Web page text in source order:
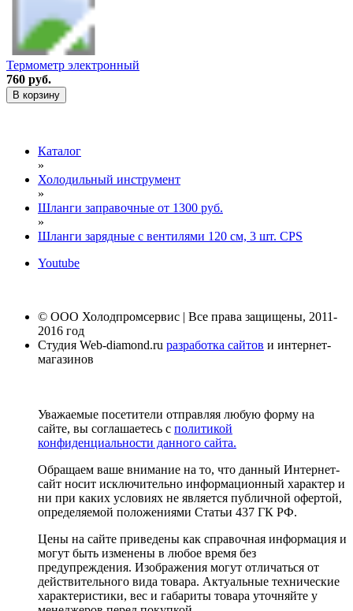
Термометр электронный
760 руб.
В корзину
Каталог
»
Холодильный инструмент
»
Шланги заправочные от 1300 руб.
»
Шланги зарядные с вентилями 120 см, 3 шт. CPS
Youtube
© ООО Холодпромсервис | Все права защищены, 2011-
2016 год
Студия Web-diamond.ru разработка сайтов и интернет-
магазинов
Уважаемые посетители отправляя любую форму на
сайте, вы соглашаетесь с политикой
конфиденциальности данного сайта.
Обращаем ваше внимание на то, что данный Интернет-
сайт носит исключительно информационный характер и
ни при каких условиях не является публичной офертой,
определяемой положениями Статьи 437 ГК РФ.
Цены на сайте приведены как справочная информация и
могут быть изменены в любое время без
предупреждения. Изображения могут отличаться от
действительного вида товара. Актуальные технические
характеристики, вес и габариты товара уточняйте у